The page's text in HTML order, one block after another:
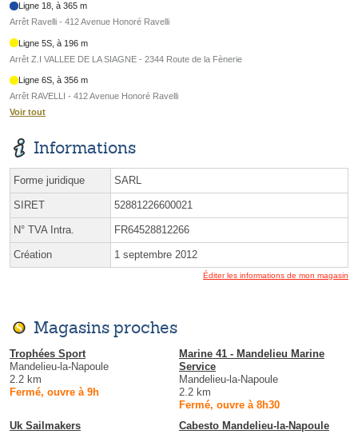
Ligne 18, à 365 m
Arrêt Ravelli - 412 Avenue Honoré Ravelli
Ligne 5S, à 196 m
Arrêt Z.I VALLEE DE LA SIAGNE - 2344 Route de la Fènerie
Ligne 6S, à 356 m
Arrêt RAVELLI - 412 Avenue Honoré Ravelli
Voir tout
Informations
Forme juridique SARL
SIRET 52881226600021
N° TVA Intra. FR64528812266
Création 1 septembre 2012
Éditer les informations de mon magasin
Magasins proches
Trophées Sport
Mandelieu-la-Napoule
2.2 km
Fermé, ouvre à 9h
Marine 41 - Mandelieu Marine
Service
Mandelieu-la-Napoule
2.2 km
Fermé, ouvre à 8h30
Uk Sailmakers
Cabesto Mandelieu-la-Napoule